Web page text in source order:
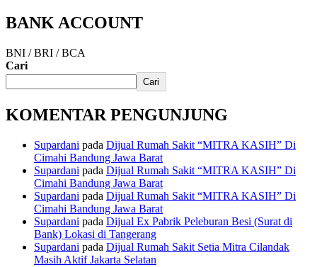
BANK ACCOUNT
BNI / BRI / BCA
Cari
Cari
KOMENTAR PENGUNJUNG
Supardani pada Dijual Rumah Sakit “MITRA KASIH” Di
Cimahi Bandung Jawa Barat
Supardani pada Dijual Rumah Sakit “MITRA KASIH” Di
Cimahi Bandung Jawa Barat
Supardani pada Dijual Rumah Sakit “MITRA KASIH” Di
Cimahi Bandung Jawa Barat
Supardani pada Dijual Ex Pabrik Peleburan Besi (Surat di
Bank) Lokasi di Tangerang
Supardani pada Dijual Rumah Sakit Setia Mitra Cilandak
Masih Aktif Jakarta Selatan